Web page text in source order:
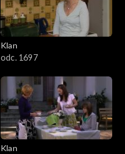
Klan
odc. 1697
Klan